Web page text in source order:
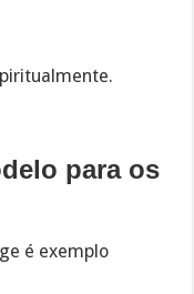
para os
é exemplo